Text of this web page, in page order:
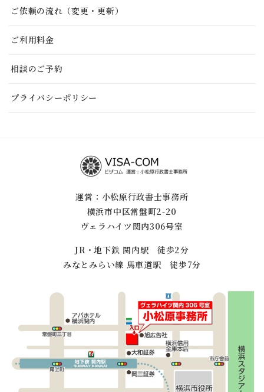
ご依頼の流れ（変更・更新）
ご利用料金
相談のご予約
プライバシーポリシー
運営：小松原行政書士事務所
横浜市中区常盤町2-20
ヴェラハイツ関内306号室
JR・地下鉄 関内駅 徒歩2分
みなとみらい線 馬車道駅 徒歩7分